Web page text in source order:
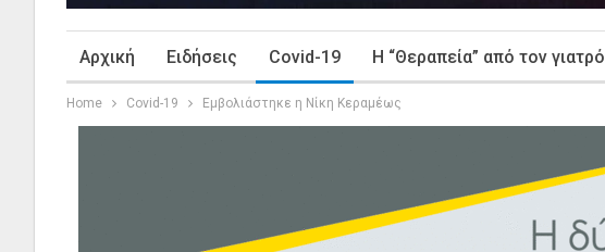
Αρχική Ειδήσεις Covid-19 Η “Θεραπεία” από τον γιατρό
Home Covid-19 Εμβολιάστηκε η Νίκη Κεραμέως